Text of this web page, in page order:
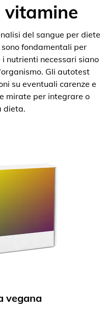
vitamine
del sangue per diete
fondamentali per
nutrienti necessari siano
Gli autotest
su eventuali carenze e
mirate per integrare o
dieta.
vegana